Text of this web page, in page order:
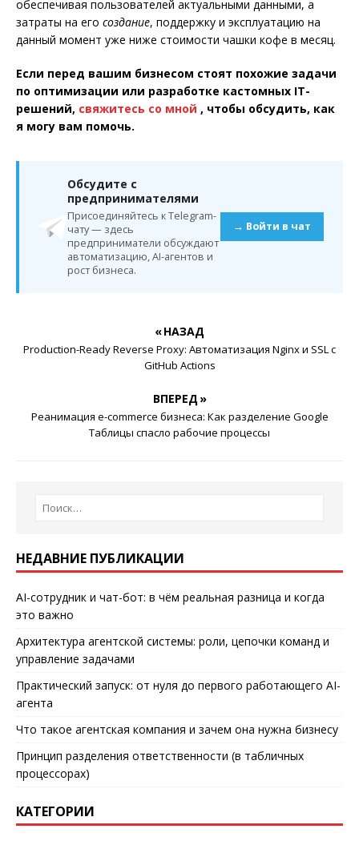
обеспечивая пользователей актуальными данными, а
затраты на его создание, поддержку и эксплуатацию на
данный момент уже ниже стоимости чашки кофе в месяц.
Если перед вашим бизнесом стоят похожие задачи
по оптимизации или разработке кастомных IT-
решений, свяжитесь со мной , чтобы обсудить, как
я могу вам помочь.
Обсудите с
предпринимателями
Присоединяйтесь к Telegram-
чату — здесь
предприниматели обсуждают
автоматизацию, AI-агентов и
рост бизнеса.
→ Войти в чат
« НАЗАД
Production-Ready Reverse Proxy: Автоматизация Nginx и SSL с
GitHub Actions
ВПЕРЕД »
Реанимация e-commerce бизнеса: Как разделение Google
Таблицы спасло рабочие процессы
НЕДАВНИЕ ПУБЛИКАЦИИ
AI-сотрудник и чат-бот: в чём реальная разница и когда
это важно
Архитектура агентской системы: роли, цепочки команд и
управление задачами
Практический запуск: от нуля до первого работающего AI-
агента
Что такое агентская компания и зачем она нужна бизнесу
Принцип разделения ответственности (в табличных
процессорах)
КАТЕГОРИИ